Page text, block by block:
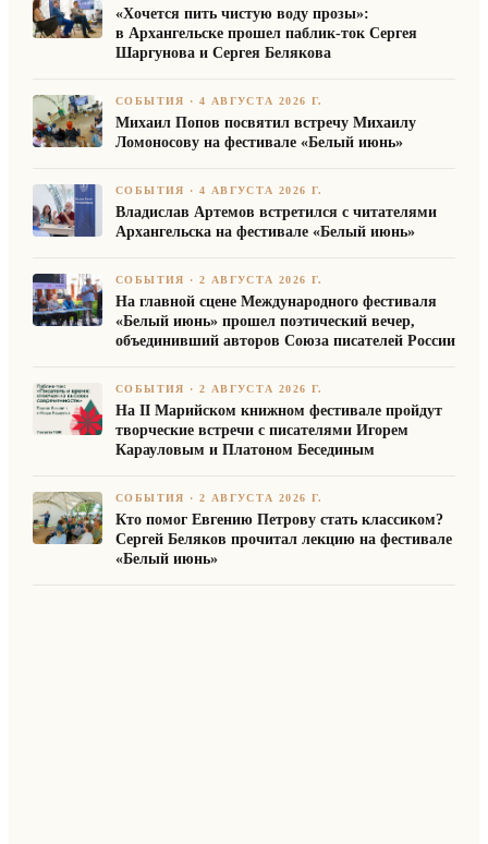
«Хочется пить чистую воду прозы»:
в Архангельске прошел паблик-ток Сергея
Шаргунова и Сергея Белякова
СОБЫТИЯ ·4 АВГУСТА 2026 Г.
Михаил Попов посвятил встречу Михаилу
Ломоносову на фестивале «Белый июнь»
СОБЫТИЯ ·4 АВГУСТА 2026 Г.
Владислав Артемов встретился с читателями
Архангельска на фестивале «Белый июнь»
СОБЫТИЯ ·2 АВГУСТА 2026 Г.
На главной сцене Международного фестиваля
«Белый июнь» прошел поэтический вечер,
объединивший авторов Союза писателей России
СОБЫТИЯ ·2 АВГУСТА 2026 Г.
На II Марийском книжном фестивале пройдут
творческие встречи с писателями Игорем
Карауловым и Платоном Бесединым
СОБЫТИЯ ·2 АВГУСТА 2026 Г.
Кто помог Евгению Петрову стать классиком?
Сергей Беляков прочитал лекцию на фестивале
«Белый июнь»